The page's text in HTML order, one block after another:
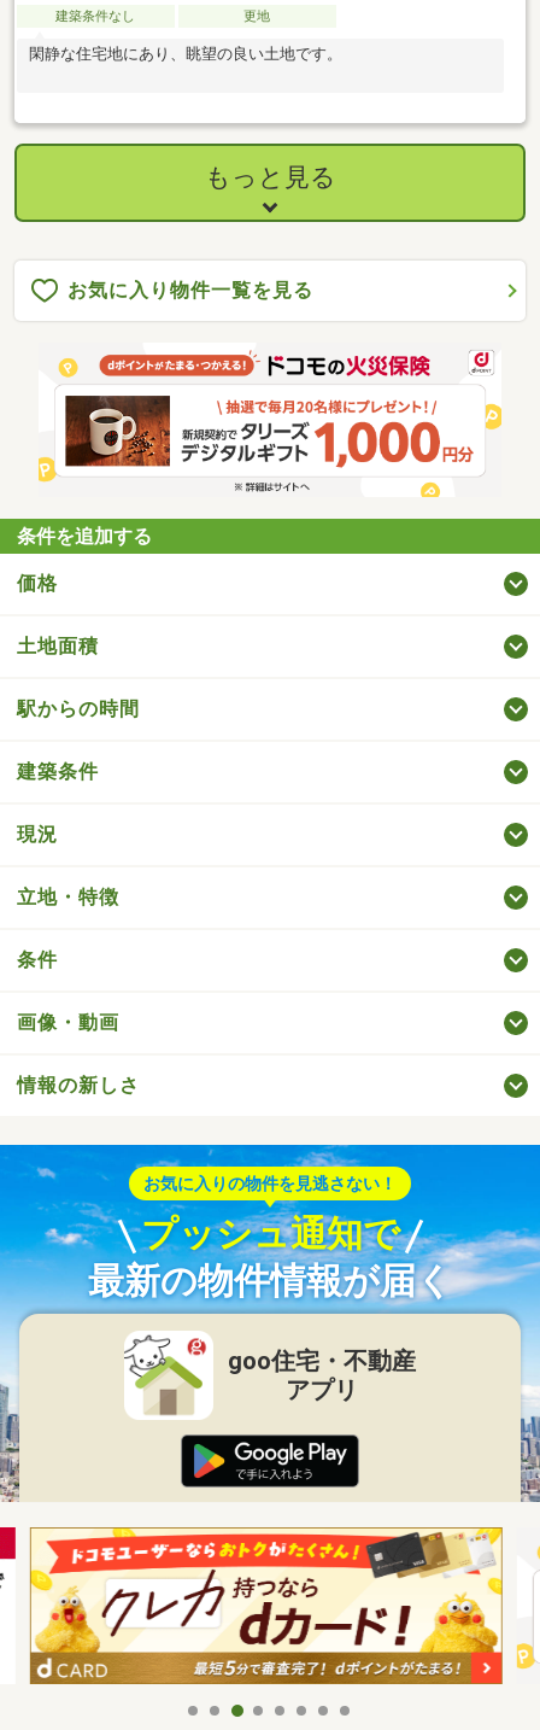
建築条件なし 更地
閑静な住宅地にあり、眺望の良い土地です。
もっと見る
お気に入り物件一覧を見る
条件を追加する
価格
土地面積
駅からの時間
建築条件
現況
立地・特徴
条件
画像・動画
情報の新しさ
お気に入りの物件を見逃さない！
プッシュ通知で
最新の物件情報が届く
goo住宅・不動産
アプリ